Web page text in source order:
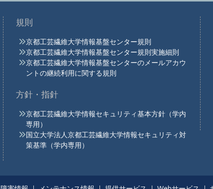
規則
京都工芸繊維大学情報基盤センター規則
京都工芸繊維大学情報基盤センター規則実施細則
京都工芸繊維大学情報基盤センターのメールアカウ
ントの継続利用に関する規則
方針・指針
京都工芸繊維大学情報セキュリティ基本方針（学内
専用）
国立大学法人京都工芸繊維大学情報セキュリティ対
策基準（学内専用）